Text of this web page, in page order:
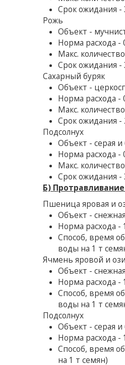
Срок ожидания -
Рожь
Объект -
Норма расхода -
Макс.
Срок ожидания -
Сахарный буряк
Объект -
Норма расхода -
Макс.
Срок ожидания -
Подсолнух
Объект - серая
Норма расхода -
Макс.
Срок ожидания -
Б)
Пшеница яровая и
Объект -
Норма расхода -
Способ, время
воды на 1 т
Ячмень яровой и
Объект -
Норма расхода -
Способ, время
воды на 1 т
Подсолнух
Объект - серая
Норма расхода -
Способ, время
на 1 т семян)